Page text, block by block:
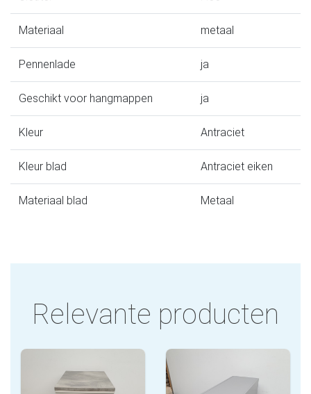
Materiaal metaal
Pennenlade ja
Geschikt voor hangmappen ja
Kleur Antraciet
Kleur blad Antraciet eiken
Materiaal blad Metaal
Relevante producten